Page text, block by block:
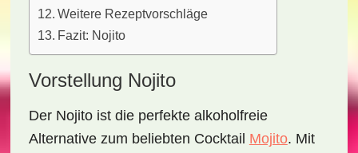
Weitere Rezeptvorschläge
Fazit: Nojito
Vorstellung Nojito
Der Nojitoist die perfekte alkoholfreie
Alternativezum beliebten Cocktail Mojito. Mit